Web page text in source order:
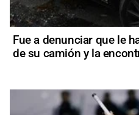
Fue a denunciar que le
de su camión y la